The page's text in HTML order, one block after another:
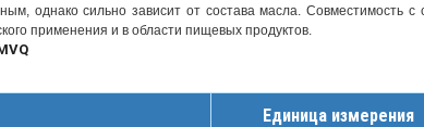
однако сильно зависит от состава масла.
применения и в области пищевых продуктов.
Единица измерения